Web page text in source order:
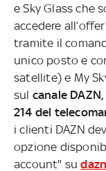
e Sky Glass che
accedere
tramite il
unico posto e
satellite) e My
sul canale
214 del
i clienti DAZN
opzione
account" su